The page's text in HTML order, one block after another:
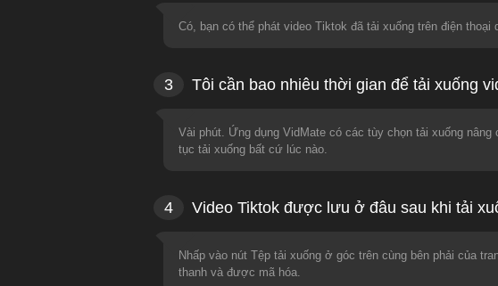
Có, bạn có thể phát video Tiktok đã tải xuống trên điện
3 Tôi cần bao nhiêu thời gian để tải xuống
Vài phút. Ứng dụng VidMate có các tùy chọn tải xuống
tục tải xuống bất cứ lúc nào.
4 Video Tiktok được lưu ở đâu sau khi tải
Nhấp vào nút Tệp tải xuống ở góc trên cùng bên phải của
thanh và được mã hóa.